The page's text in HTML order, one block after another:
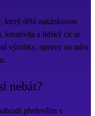
který dělá zakázkovou
kreativita a lidský cit se
výrobky, opravy na míru
nebát?
především v